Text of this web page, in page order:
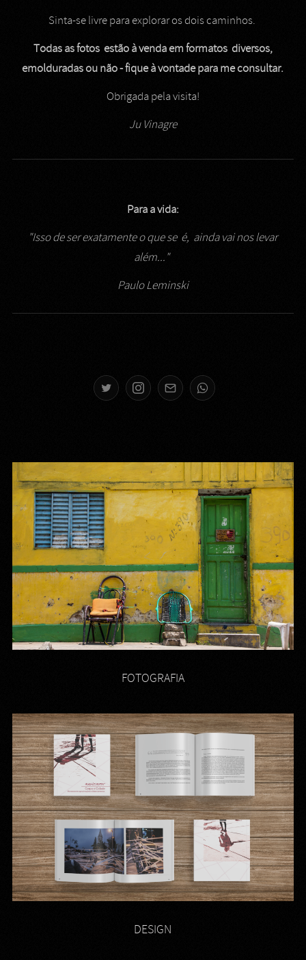
Sinta-se livre para explorar os dois caminhos.
Todas as fotos estão à venda em formatos diversos,
emolduradas ou não - fique à vontade para me consultar.
Obrigada pela visita!
Ju Vinagre
Para a vida:
"Isso de ser exatamente o que se é, ainda vai nos levar
além..."
Paulo Leminski
FOTOGRAFIA
DESIGN